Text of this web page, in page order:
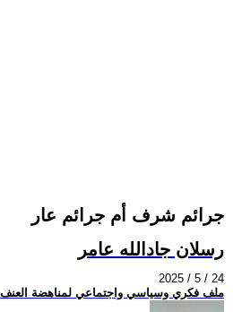
جرائم شرف أم جرائم عار
رسلان جادالله عامر
2025 / 5 / 24
ملف فكري وسياسي واجتماعي لمناهضة